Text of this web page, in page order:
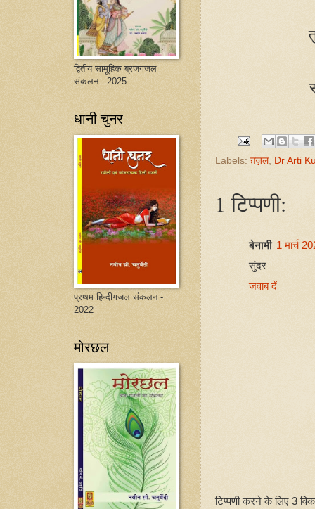
Labels: ग़ज़ल, Dr Arti
1 टिप्पणी:
बेनामी 1 मार्च
सुंदर
जवाब दें
टिप्पणी करने के लिए 3
द्वितीय सामूहिक ब्रजगजल
संकलन - 2025
धानी चुनर
प्रथम हिन्दीगजल संकलन -
2022
मोरछल